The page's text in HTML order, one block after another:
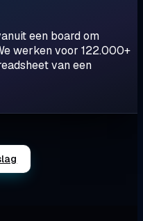
een board om
werken voor 122.000+
van een